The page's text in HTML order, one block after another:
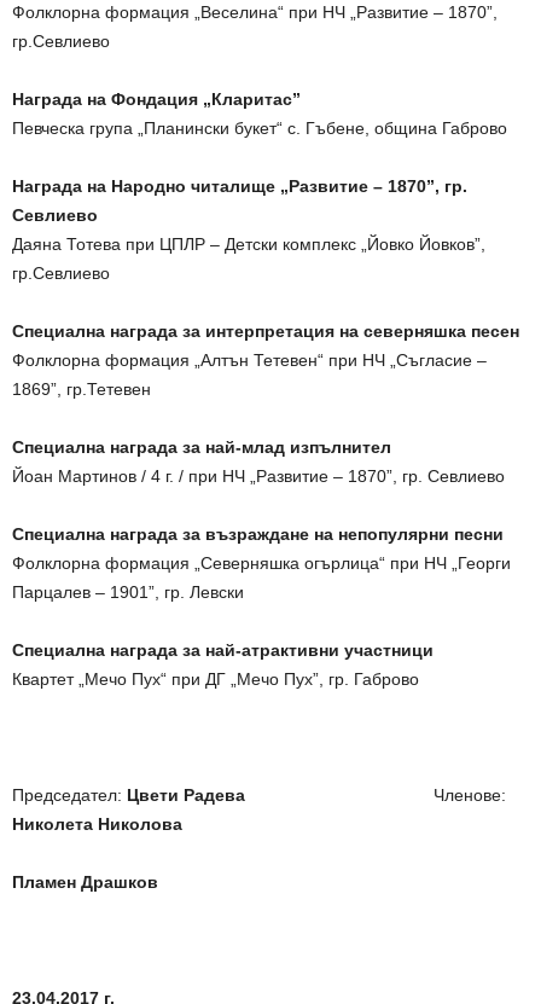
Фолклорна формация „Веселина“ при НЧ „Развитие – 1870”,
гр.Севлиево
Награда на Фондация „Кларитас”
Певческа група „Планински букет“ с. Гъбене, община Габрово
Награда на Народно читалище „Развитие – 1870”, гр.
Севлиево
Даяна Тотева при ЦПЛР – Детски комплекс „Йовко Йовков”,
гр.Севлиево
Специална награда за интерпретация на северняшка песен
Фолклорна формация „Алтън Тетевен“ при НЧ „Съгласие –
1869”, гр.Тетевен
Специална награда за най-млад изпълнител
Йоан Мартинов / 4 г. / при НЧ „Развитие – 1870”, гр. Севлиево
Специална награда за възраждане на непопулярни песни
Фолклорна формация „Северняшка огърлица“ при НЧ „Георги
Парцалев – 1901”, гр. Левски
Специална награда за най-атрактивни участници
Квартет „Мечо Пух“ при ДГ „Мечо Пух”, гр. Габрово
Председател: Цвети Радева Членове:
Николета Николова
Пламен Драшков
23.04.2017 г.